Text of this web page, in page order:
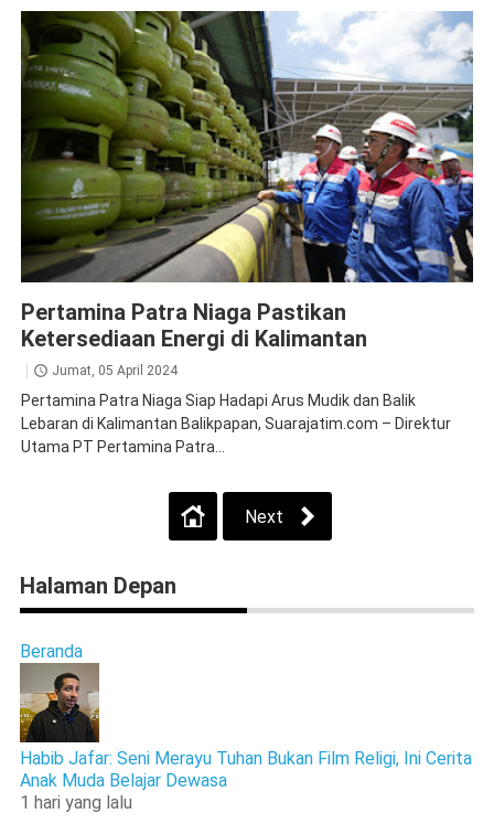
Pertamina Patra Niaga Pastikan
Ketersediaan Energi di Kalimantan
Jumat, 05 April 2024
Pertamina Patra Niaga Siap Hadapi Arus Mudik dan Balik
Lebaran di Kalimantan Balikpapan, Suarajatim.com – Direktur
Utama PT Pertamina Patra...
Next
Halaman Depan
Beranda
Habib Jafar: Seni Merayu Tuhan Bukan Film Religi, Ini Cerita
Anak Muda Belajar Dewasa
1 hari yang lalu